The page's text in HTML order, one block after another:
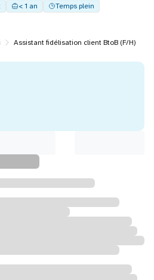
< 1 an
Temps plein
Assistant fidélisation client BtoB (F/H)